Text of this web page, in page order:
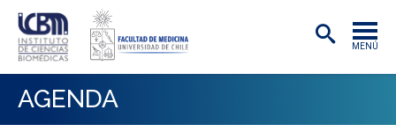
MENÚ
ACADÉMICAS/OS
AGENDA